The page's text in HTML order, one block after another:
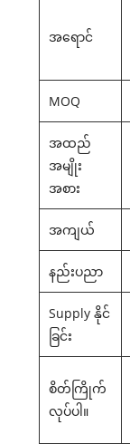
အရောင်
MOQ
အထည်
အမျိုး
အစား
အကျယ်
နည်းပညာ
Supply နိုင်
ခြင်း
စိတ်ကြိုက်
လုပ်ပါ။